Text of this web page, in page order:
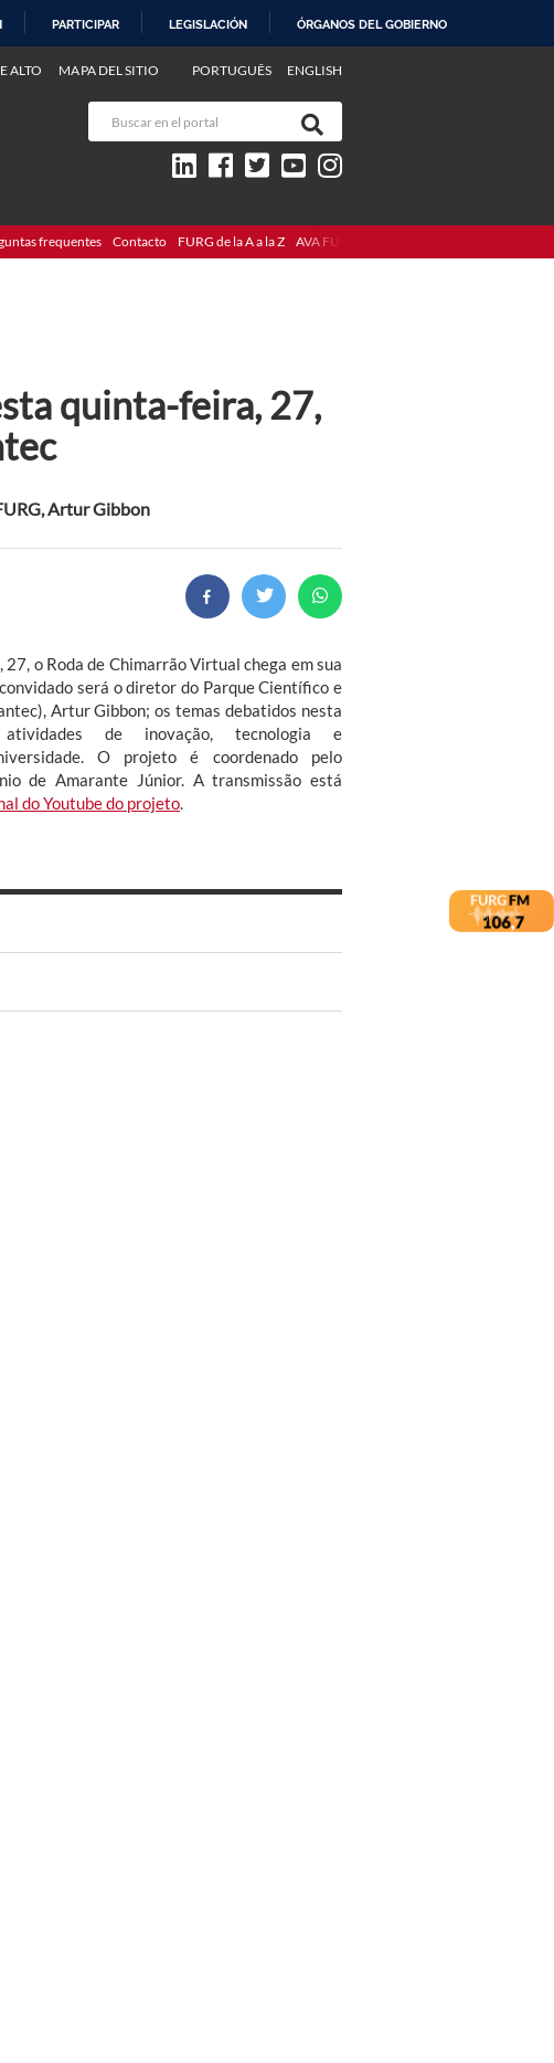
PARTICIPAR LEGISLACIÓN ÓRGANOS DEL GOBIERNO
PORTUGUÊS ENGLISH
ALTO MAPA DEL SITIO
frequentes Contacto FURG de la A a la Z AVA FURG
quinta-feira, 27,
Artur Gibbon
o Roda de Chimarrão Virtual chega em sua
será o diretor do Parque Científico e
Artur Gibbon; os temas debatidos nesta
de inovação, tecnologia e
O projeto é coordenado pelo
de Amarante Júnior. A transmissão está
do Youtube do projeto